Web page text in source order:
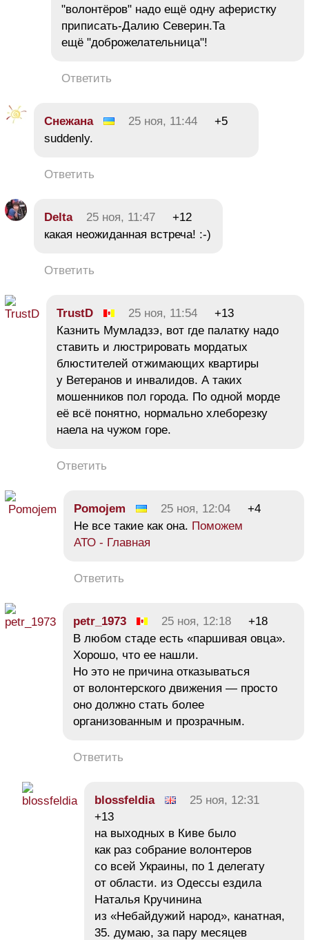
"волонтёров" надо ещё одну аферистку
приписать-Далию Северин.Та
ещё "доброжелательница"!
Ответить
Снежана 25 ноя, 11:44
+5
suddenly.
Ответить
Delta 25 ноя, 11:47
+12
какая неожиданная встреча! :-)
Ответить
TrustD 25 ноя, 11:54
+13
Казнить Мумладзэ, вот где палатку надо
ставить и люстрировать мордатых
блюстителей отжимающих квартиры
у Ветеранов и инвалидов. А таких
мошенников пол города. По одной морде
её всё понятно, нормально хлеборезку
наела на чужом горе.
Ответить
Pomojem 25 ноя, 12:04
+4
Не все такие как она. Поможем
АТО - Главная
Ответить
petr_1973 25 ноя, 12:18
+18
В любом стаде есть «паршивая овца».
Хорошо, что ее нашли.
Но это не причина отказываться
от волонтерского движения — просто
оно должно стать более
организованным и прозрачным.
Ответить
blossfeldia
25 ноя, 12:31
+13
на выходных в Киве было
как раз собрание волонтеров
со всей Украины, по 1 делегату
от области. из Одессы ездила
Наталья Кручинина
из «Небайдужий народ», канатная,
35. думаю, за пару месяцев